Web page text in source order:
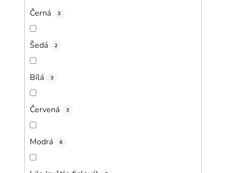
Černá 3
Šedá 2
Bílá 3
Červená 3
Modrá 6